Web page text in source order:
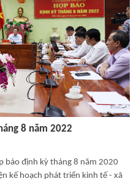
8 năm 2022
báo định kỳ tháng 8 năm 2020
kế hoạch phát triển kinh tế - xã